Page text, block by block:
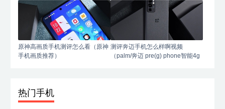
原神高画质手机测评怎么看（原神
手机画质推荐）
测评奔迈手机怎么样啊视频
（palm/奔迈 pre(g) phone智能4g
热门手机